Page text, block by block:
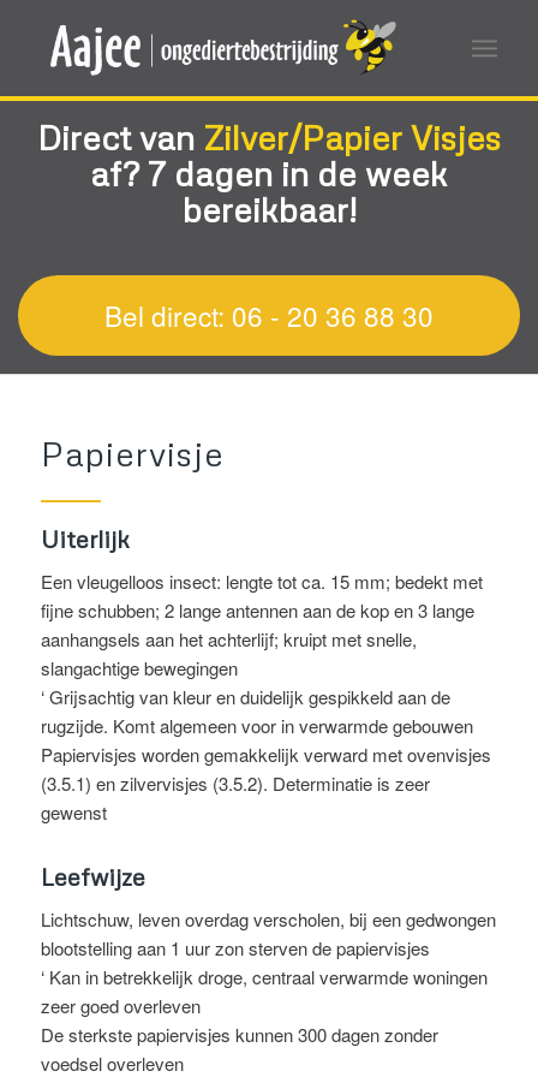
Direct van Zilver/Papier Visjes
af?7 dagen in de week
bereikbaar!
Bel direct: 06 - 20 36 88 30
Papiervisje
Uiterlijk
Een vleugelloos insect: lengte tot ca. 15 mm; bedekt met
fijne schubben; 2 lange antennen aan de kop en 3 lange
aanhangsels aan het achterlijf; kruipt met snelle,
slangachtige bewegingen
‘ Grijsachtig van kleur en duidelijk gespikkeld aan de
rugzijde. Komt algemeen voor in verwarmde gebouwen
Papiervisjes worden gemakkelijk verward met ovenvisjes
(3.5.1) en zilvervisjes (3.5.2). Determinatie is zeer
gewenst
Leefwijze
Lichtschuw, leven overdag verscholen, bij een gedwongen
blootstelling aan 1 uur zon sterven de papiervisjes
‘ Kan in betrekkelijk droge, centraal verwarmde woningen
zeer goed overleven
De sterkste papiervisjes kunnen 300 dagen zonder
voedsel overleven